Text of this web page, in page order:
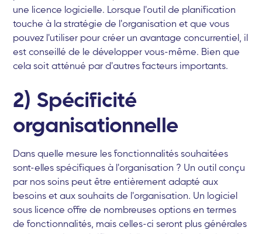
une licence logicielle. Lorsque l'outil de planification
touche à la stratégie de l'organisation et que vous
pouvez l'utiliser pour créer un avantage concurrentiel, il
est conseillé de le développer vous-même. Bien que
cela soit atténué par d'autres facteurs importants.
2) Spécificité
organisationnelle
Dans quelle mesure les fonctionnalités souhaitées
sont-elles spécifiques à l'organisation ? Un outil conçu
par nos soins peut être entièrement adapté aux
besoins et aux souhaits de l'organisation. Un logiciel
sous licence offre de nombreuses options en termes
de fonctionnalités, mais celles-ci seront plus générales